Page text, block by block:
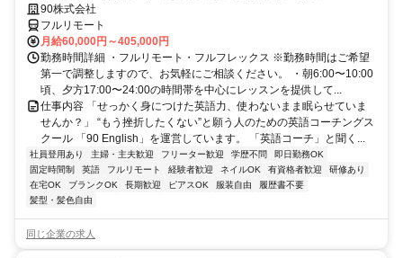
90株式会社
フルリモート
月給60,000円～405,000円
勤務時間詳細 ・フルリモート・フルフレックス ※勤務時間はご希望
第一で調整しますので、お気軽にご相談ください。 ・朝6:00〜10:00
頃、夕方17:00〜24:00の時間帯を中心にレッスンを提供して...
仕事内容 「せっかく身につけた英語力、使わないまま眠らせていま
せんか？」 “もう挫折したくない”と願う人のための英語コーチングス
クール 「90 English」を運営しています。 「英語コーチ」と聞く...
社員登用あり 主婦・主夫歓迎 フリーター歓迎 学歴不問
即日勤務OK
固定時間制
英語 フルリモート 経験者歓迎 ネイルOK 有資格者歓迎
研修あり
在宅OK
ブランクOK 長期歓迎 ピアスOK 服装自由
履歴書不要
髪型・髪色自由
同じ企業の求人